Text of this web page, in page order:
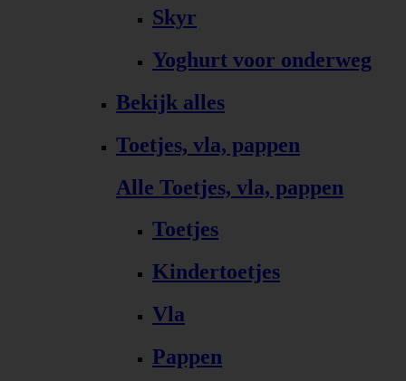
Skyr
Yoghurt voor onderweg
Bekijk alles
Toetjes, vla, pappen
Alle Toetjes, vla, pappen
Toetjes
Kindertoetjes
Vla
Pappen